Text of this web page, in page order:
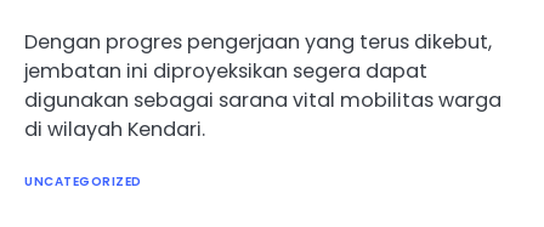
Dengan progres pengerjaan yang terus dikebut,
jembatan ini diproyeksikan segera dapat
digunakan sebagai sarana vital mobilitas warga
di wilayah Kendari.
UNCATEGORIZED